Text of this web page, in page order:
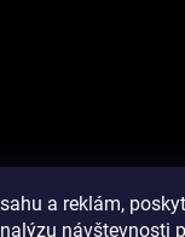
a reklám,
návštevnosti
Instagrame